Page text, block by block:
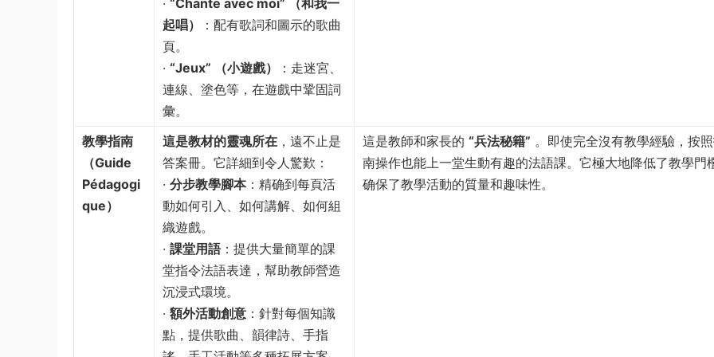
· ​ ​“Chante avec moi” （和我一
起唱）​
​：配有歌詞和圖示的歌曲
頁。
· ​ ​“Jeux” （小遊戲）​
​：走迷宮、
連線、塗色等，在遊戲中鞏固詞
彙。
教學指南
（Guide
Pédagogi
que）​
這是教材的靈魂所在 ，遠不止是
答案冊。它詳細到令人驚歎：
· ​ 分步教學腳本​：精确到每頁活
動如何引入、如何講解、如何組
織遊戲。
· ​ 課堂用語​：提供大量簡單的課
堂指令法語表達，幫助教師營造
沉浸式環境。
· ​ 額外活動創意 ​：針對每個知識
點，提供歌曲、韻律詩、手指
這是教師和家長的 ​ ​“兵法秘籍”​ 。即使完全沒有教學經驗，按
南操作也能上一堂生動有趣的法語課。它極大地降低了教學門
确保了教學活動的質量和趣味性。